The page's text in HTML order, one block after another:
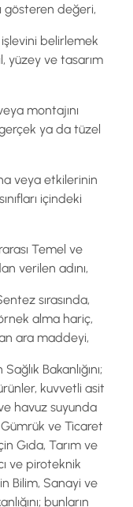
gösteren değeri,
işlevini belirlemek
yüzey ve tasarım
montajını
ya da tüzel
veya etkilerinin
içindeki
Temel ve
verilen adını,
sırasında,
alma hariç,
ara maddeyi,
Bakanlığını;
kuvvetli asit
havuz suyunda
Gümrük ve Ticaret
Gıda, Tarım ve
ve piroteknik
Bilim, Sanayi ve
bunların